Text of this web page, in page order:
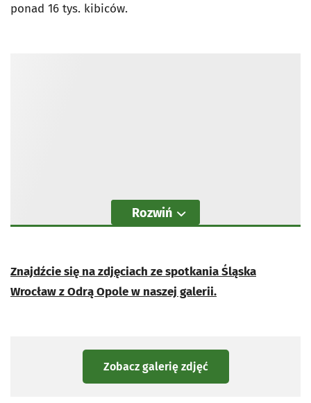
ponad 16 tys. kibiców.
Rozwiń
Znajdźcie się na zdjęciach ze spotkania Śląska
Wrocław z Odrą Opole w naszej galerii.
Zobacz galerię zdjęć